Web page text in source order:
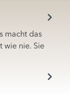
macht das
wie nie. Sie